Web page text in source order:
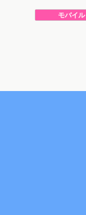
モバイル